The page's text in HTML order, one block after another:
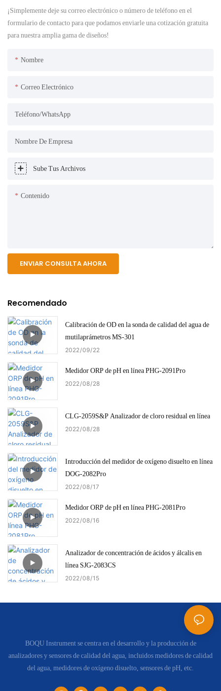
¡Simplemente deje su correo electrónico o número de teléfono en el
formulario de contacto para que podamos enviarle una cotización gratuita
para nuestra amplia gama de diseños!
Nombre
Correo Electrónico
Teléfono/WhatsApp
Nombre De Empresa
Sube Tus Archivos
Contenido
ENVIAR CONSULTA AHORA
Recomendado
Calibración de OD en la sonda de calidad del agua de
mutilaprámetros MS-301
2022 09 22
Medidor ORP de pH en línea PHG-2091Pro
2022 08 28
CLG-2059S&P Analizador de cloro residual en línea
2022 08 28
Introducción del medidor de oxígeno disuelto en línea
DOG-2082Pro
2022 08 17
Medidor ORP de pH en línea PHG-2081Pro
2022 08 16
Analizador de concentración de ácidos y álcalis en
línea SJG-2083CS
2022 08 15
BOQU Instrument se centra en el desarrollo y la producción de
analizadores y sensores de calidad del agua, incluidos medidores de calidad
del agua, medidores de oxígeno disuelto, sensores de pH, etc.